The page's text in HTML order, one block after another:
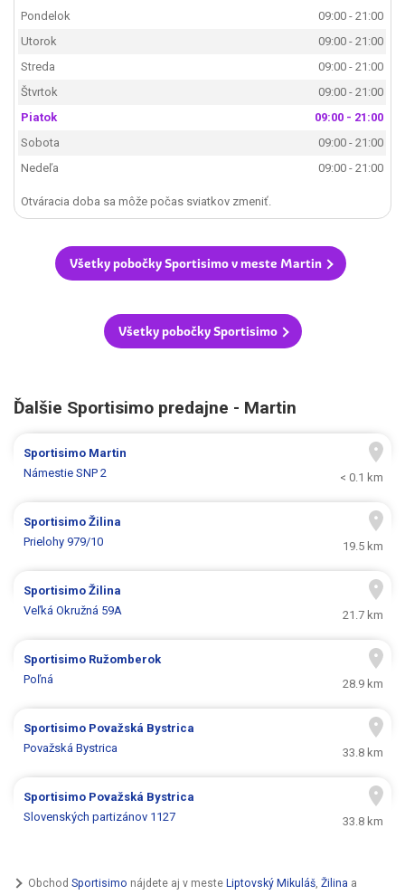
Pondelok
09:00 - 21:00
Utorok
09:00 - 21:00
Streda
09:00 - 21:00
Štvrtok
09:00 - 21:00
Piatok
09:00 - 21:00
Sobota
09:00 - 21:00
Nedeľa
09:00 - 21:00
Otváracia doba sa môže počas sviatkov zmeniť.
Všetky pobočky Sportisimo v meste Martin
Všetky pobočky Sportisimo
Ďalšie Sportisimo predajne - Martin
Sportisimo Martin
Námestie SNP 2
< 0.1 km
SportisimoŽilina
Prielohy 979/10
19.5 km
SportisimoŽilina
Veľká Okružná 59A
21.7 km
Sportisimo Ružomberok
Poľná
28.9 km
Sportisimo Považská Bystrica
Považská Bystrica
33.8 km
Sportisimo Považská Bystrica
Slovenských partizánov 1127
33.8 km
Obchod Sportisimo nájdete aj v meste Liptovský Mikuláš, Žilina a